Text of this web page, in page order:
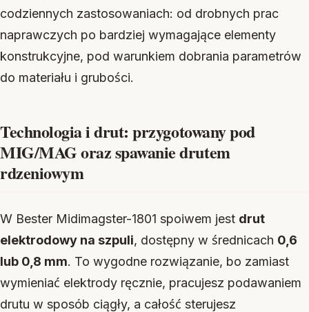
codziennych zastosowaniach: od drobnych prac
naprawczych po bardziej wymagające elementy
konstrukcyjne, pod warunkiem dobrania parametrów
do materiału i grubości.
Technologia i drut: przygotowany pod
MIG/MAG oraz spawanie drutem
rdzeniowym
W Bester Midimagster-1801 spoiwem jest drut
elektrodowy na szpuli, dostępny w średnicach 0,6
lub 0,8 mm. To wygodne rozwiązanie, bo zamiast
wymieniać elektrody ręcznie, pracujesz podawaniem
drutu w sposób ciągły, a całość sterujesz